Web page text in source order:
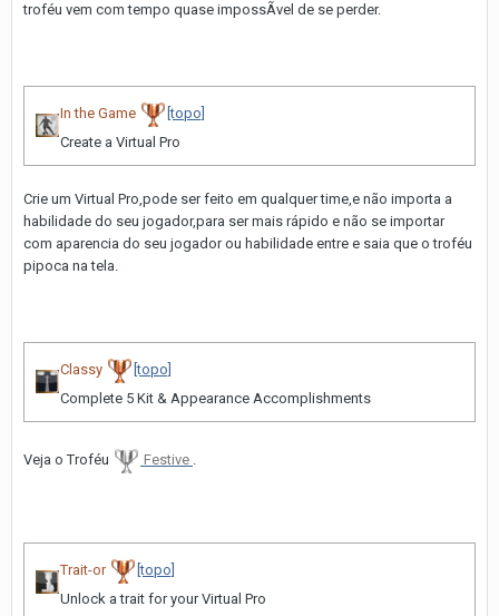
troféu vem com tempo quase impossÃ­vel de se perder.
In the Game
[topo]
Create a Virtual Pro
Crie um Virtual Pro,pode ser feito em qualquer time,e não importa a
habilidade do seu jogador,para ser mais rápido e não se importar
com aparencia do seu jogador ou habilidade entre e saia que o troféu
pipoca na tela.
Classy
[topo]
Complete 5 Kit & Appearance Accomplishments
Veja o Troféu Festive .
Trait-or
[topo]
Unlock a trait for your Virtual Pro